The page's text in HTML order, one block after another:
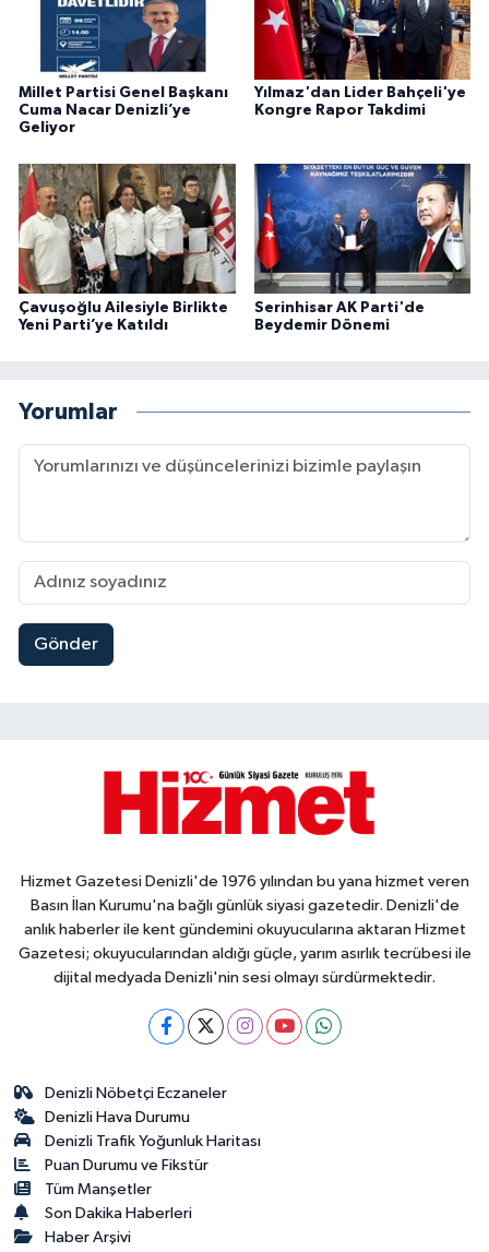
Millet Partisi Genel Başkanı
Cuma Nacar Denizli’ye
Geliyor
Yılmaz'dan Lider Bahçeli'ye
Kongre Rapor Takdimi
Çavuşoğlu Ailesiyle Birlikte
Yeni Parti’ye Katıldı
Serinhisar AK Parti'de
Beydemir Dönemi
Yorumlar
Gönder
Hizmet Gazetesi Denizli'de 1976 yılından bu yana hizmet veren
Basın İlan Kurumu'na bağlı günlük siyasi gazetedir. Denizli'de
anlık haberler ile kent gündemini okuyucularına aktaran Hizmet
Gazetesi; okuyucularından aldığı güçle, yarım asırlık tecrübesi ile
dijital medyada Denizli'nin sesi olmayı sürdürmektedir.
Denizli Nöbetçi Eczaneler
Denizli Hava Durumu
Denizli Trafik Yoğunluk Haritası
Puan Durumu ve Fikstür
Tüm Manşetler
Son Dakika Haberleri
Haber Arşivi